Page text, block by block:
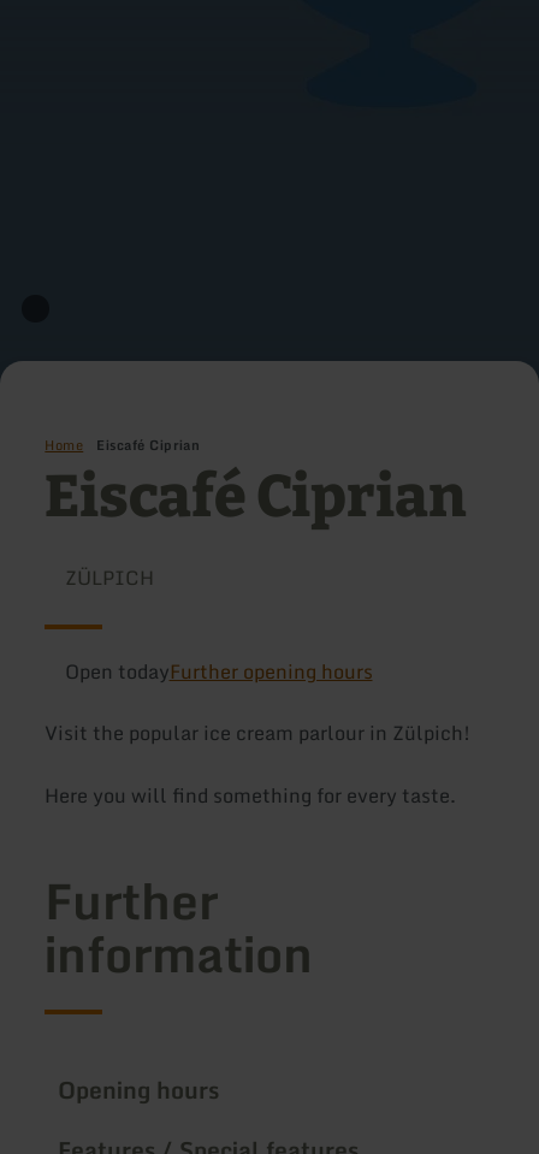
Home Eiscafé Ciprian
Eiscafé Ciprian
ZÜLPICH
Open todayFurther opening hours
Visit the popular ice cream parlour in Zülpich!
Here you will find something for every taste.
Further
information
Opening hours